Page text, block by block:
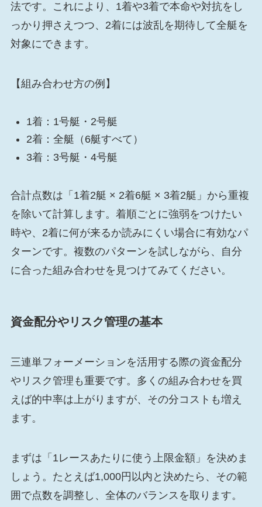
法です。これにより、1着や3着で本命や対抗をし
っかり押さえつつ、2着には波乱を期待して全艇を
対象にできます。
【組み合わせ方の例】
1着：1号艇・2号艇
2着：全艇（6艇すべて）
3着：3号艇・4号艇
合計点数は「1着2艇 × 2着6艇 × 3着2艇」から重複
を除いて計算します。着順ごとに強弱をつけたい
時や、2着に何が来るか読みにくい場合に有効なパ
ターンです。複数のパターンを試しながら、自分
に合った組み合わせを見つけてみてください。
資金配分やリスク管理の基本
三連単フォーメーションを活用する際の資金配分
やリスク管理も重要です。多くの組み合わせを買
えば的中率は上がりますが、その分コストも増え
ます。
まずは「1レースあたりに使う上限金額」を決めま
しょう。たとえば1,000円以内と決めたら、その範
囲で点数を調整し、全体のバランスを取ります。